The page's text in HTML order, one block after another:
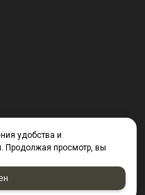
удобства и
Продолжая просмотр, вы